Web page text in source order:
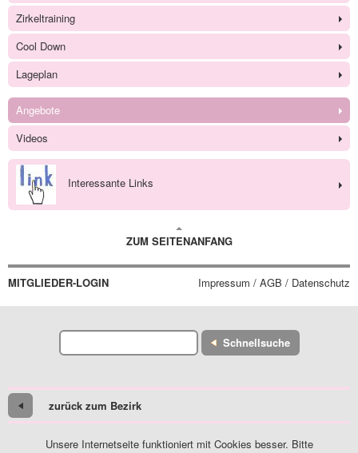
Zirkeltraining
Cool Down
Lageplan
Angebote
Videos
Interessante Links
ZUM SEITENANFANG
MITGLIEDER-LOGIN Impressum / AGB / Datenschutz
Schnellsuche
zurück zum Bezirk
Unsere Internetseite funktioniert mit Cookies besser. Bitte